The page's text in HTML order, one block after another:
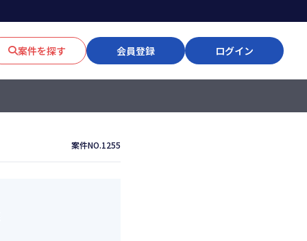
案件を探す 会員登録 ログイン
案件NO.1255